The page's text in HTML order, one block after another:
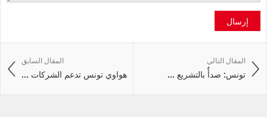
إرسال
المقال السابق
هواوي تونس تدعم الشركات ...
المقال التالي
تونس: صدأٌ بالتشريع ...